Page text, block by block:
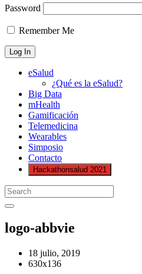
Password
Remember Me
eSalud
¿Qué es la eSalud?
Big Data
mHealth
Gamificación
Telemedicina
Wearables
Simposio
Contacto
Hackathonsalud 2021
logo-abbvie
18 julio, 2019
630x136